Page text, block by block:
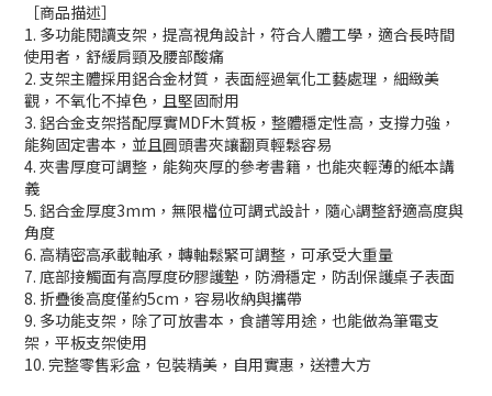
［商品描述］
1. 多功能閱讀支架，提高視角設計，符合人體工學，適合長時間
使用者，舒緩肩頸及腰部酸痛
2. 支架主體採用鋁合金材質，表面經過氧化工藝處理，細緻美
觀，不氧化不掉色，且堅固耐用
3. 鋁合金支架搭配厚實MDF木質板，整體穩定性高，支撐力強，
能夠固定書本，並且圓頭書夾讓翻頁輕鬆容易
4. 夾書厚度可調整，能夠夾厚的參考書籍，也能夾輕薄的紙本講
義
5. 鋁合金厚度3mm，無限檔位可調式設計，隨心調整舒適高度與
角度
6. 高精密高承載軸承，轉軸鬆緊可調整，可承受大重量
7. 底部接觸面有高厚度矽膠護墊，防滑穩定，防刮保護桌子表面
8. 折疊後高度僅約5cm，容易收納與攜帶
9. 多功能支架，除了可放書本，食譜等用途，也能做為筆電支
架，平板支架使用
10. 完整零售彩盒，包裝精美，自用實惠，送禮大方